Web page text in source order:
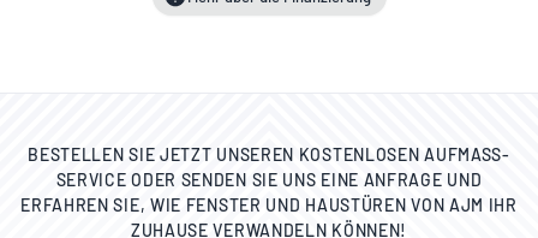
BESTELLEN SIE JETZT UNSEREN KOSTENLOSEN AUFMASS-S
ERVICE ODER SENDEN SIE UNS EINE ANFRAGE UND E
RFAHREN SIE, WIE FENSTER UND HAUSTÜREN VON AJM IHR Z
UHAUSE VERWANDELN KÖNNEN!